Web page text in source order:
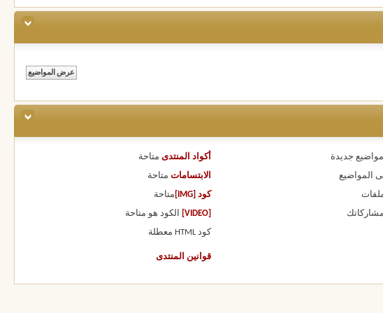
جديدة
المواضيع
أكواد المنتدى متاحة
الابتسامات متاحة
كود [IMG] متاحة
الكود هو متاحة
كود HTML معطلة
قوانين المنتدى